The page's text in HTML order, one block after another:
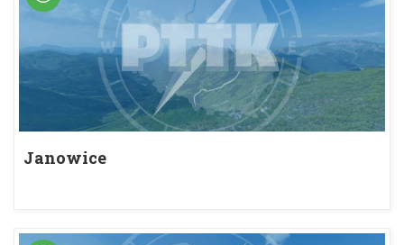
Janowice